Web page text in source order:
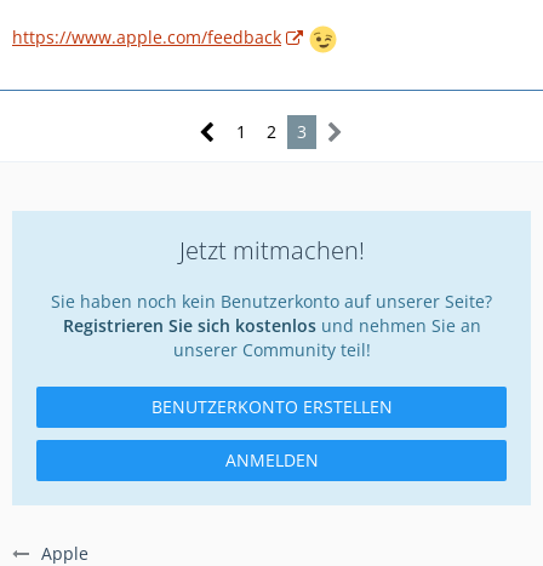
Apple
https://www.apple.com/feedback
1 2 3
Jetzt mitmachen!
Sie haben noch kein Benutzerkonto auf unserer Seite?
Registrieren Sie sich kostenlosund nehmen Sie an
unserer Community teil!
BENUTZERKONTO ERSTELLEN
ANMELDEN